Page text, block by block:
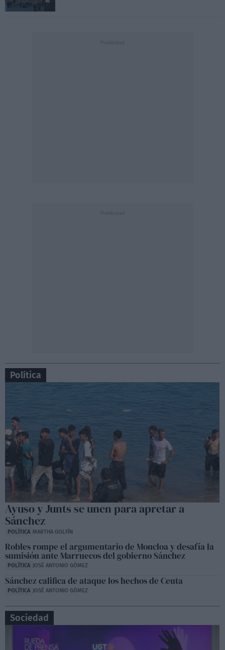
Política
Ayuso y Junts se unen para apretar a
Sánchez
POLÍTICA MARTHA GOLFÍN
Robles rompe el argumentario de Moncloa y desafía la
sumisión ante Marruecos del gobierno Sánchez
POLÍTICA JOSÉ ANTONIO GÓMEZ
Sánchez califica de ataque los hechos de Ceuta
POLÍTICA JOSÉ ANTONIO GÓMEZ
Sociedad